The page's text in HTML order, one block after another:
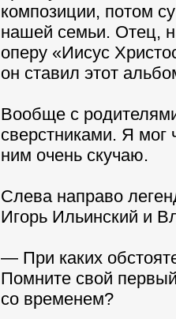
композиции, потом
нашей семьи. Отец,
оперу «Иисус
он ставил этот
Вообще с
сверстниками. Я мог
ним очень скучаю.
Слева направо
Игорь Ильинский и
— При каких
Помните свой
со временем?